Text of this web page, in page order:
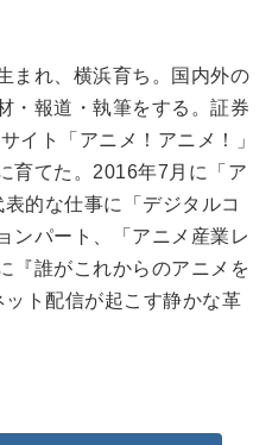
まれ、横浜育ち。国内外の
・報道・執筆をする。証券
イト「アニメ！アニメ！」
育てた。2016年7月に「ア
的な仕事に「デジタルコ
ンパート、「アニメ産業レ
『誰がこれからのアニメを
ト配信が起こす静かな革